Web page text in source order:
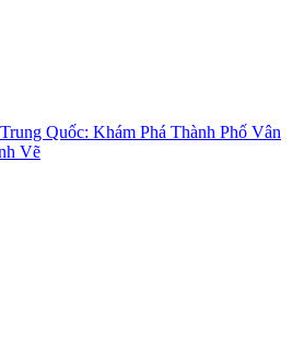
Quốc: Khám Phá Thành Phố Vân
Vẽ